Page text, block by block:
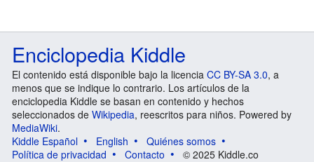
Enciclopedia Kiddle
El contenido está disponible bajo la licencia CC BY-SA 3.0, a
menos que se indique lo contrario. Los artículos de la
enciclopedia Kiddle se basan en contenido y hechos
seleccionados de Wikipedia, reescritos para niños. Powered by
MediaWiki.
Kiddle Español
English
Quiénes somos
Política de privacidad
Contacto © 2025 Kiddle.co